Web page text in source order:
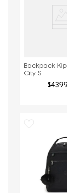
Backpack
City S
$4399